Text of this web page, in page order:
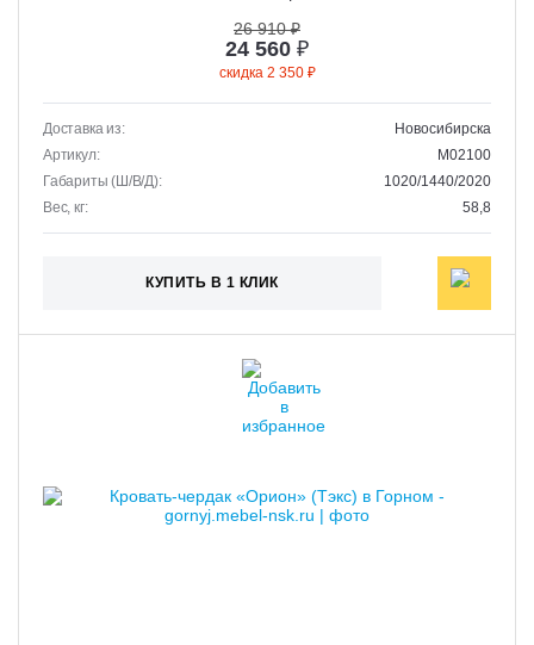
26 910 ₽
24 560 ₽
скидка 2 350 ₽
Доставка из:
Новосибирска
Артикул:
M02100
Габариты (Ш/В/Д):
1020/1440/2020
Вес, кг:
58,8
КУПИТЬ В 1 КЛИК